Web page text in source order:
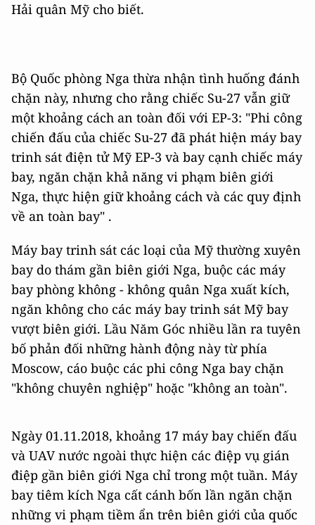
Hải quân Mỹ cho biết.
Bộ Quốc phòng Nga thừa nhận tình huống đánh
chặn này, nhưng cho rằng chiếc Su-27 vẫn giữ
một khoảng cách an toàn đối với EP-3: "Phi công
chiến đấu của chiếc Su-27 đã phát hiện máy bay
trinh sát điện tử Mỹ EP-3 và bay cạnh chiếc máy
bay, ngăn chặn khả năng vi phạm biên giới
Nga, thực hiện giữ khoảng cách và các quy định
về an toàn bay" .
Máy bay trinh sát các loại của Mỹ thường xuyên
bay do thám gần biên giới Nga, buộc các máy
bay phòng không - không quân Nga xuất kích,
ngăn không cho các máy bay trinh sát Mỹ bay
vượt biên giới. Lầu Năm Góc nhiều lần ra tuyên
bố phản đối những hành động này từ phía
Moscow, cáo buộc các phi công Nga bay chặn
"không chuyên nghiệp" hoặc "không an toàn".
Ngày 01.11.2018, khoảng 17 máy bay chiến đấu
và UAV nước ngoài thực hiện các điệp vụ gián
điệp gần biên giới Nga chỉ trong một tuần. Máy
bay tiêm kích Nga cất cánh bốn lần ngăn chặn
những vi phạm tiềm ẩn trên biên giới của quốc